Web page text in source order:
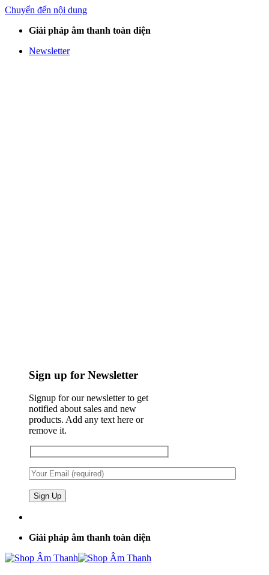
Chuyển đến nội dung
Giải pháp âm thanh toàn diện
Newsletter
Sign up for Newsletter
Signup for our newsletter to get
notified about sales and new
products. Add any text here or
remove it.
Giải pháp âm thanh toàn diện